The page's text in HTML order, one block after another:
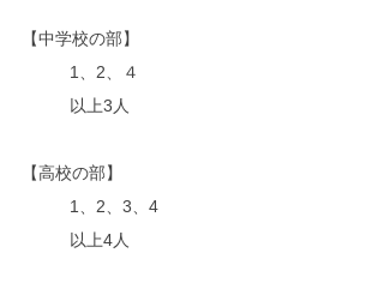
【中学校の部】
	1、2、４
	以上3人
【高校の部】
	1、2、3、4
	以上4人